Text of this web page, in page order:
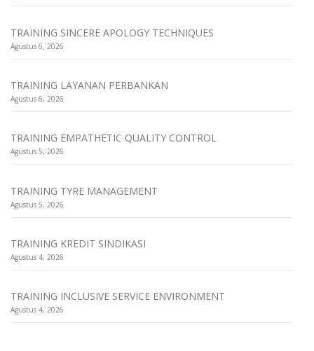
TRAINING SINCERE APOLOGY TECHNIQUES
Agustus 6, 2026
TRAINING LAYANAN PERBANKAN
Agustus 6, 2026
TRAINING EMPATHETIC QUALITY CONTROL
Agustus 5, 2026
TRAINING TYRE MANAGEMENT
Agustus 5, 2026
TRAINING KREDIT SINDIKASI
Agustus 4, 2026
TRAINING INCLUSIVE SERVICE ENVIRONMENT
Agustus 4, 2026